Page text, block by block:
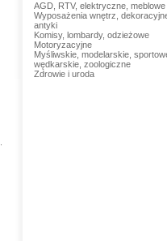
AGD, RTV, elektryczne, meblowe
Wyposażenia wnętrz,
antyki
Komisy, lombardy, odzieżowe
Motoryzacyjne
Myśliwskie, modelarskie,
wędkarskie, zoologiczne
Zdrowie i uroda